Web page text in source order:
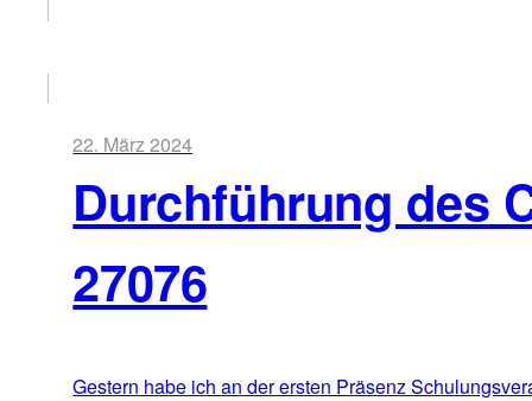
22. März 2024
Durchführung des
27076
Gestern habe ich an der ersten Präsenz